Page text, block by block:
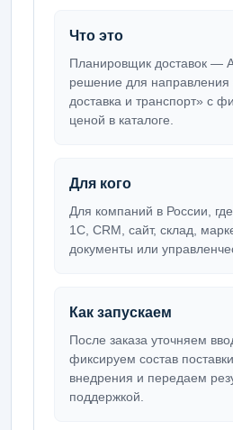
Что это
Планировщик доставок —
решение для направления
доставка и транспорт» с
ценой в каталоге.
Для кого
Для компаний в России,
1С, CRM, сайт, склад,
документы или
Как запускаем
После заказа уточняем
фиксируем состав
внедрения и передаем
поддержкой.